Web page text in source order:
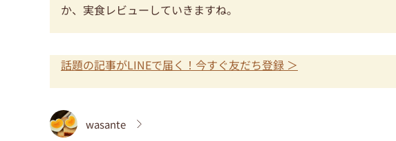
か、実食レビューしていきますね。
話題の記事がLINEで届く！今すぐ友だち登録 ＞
wasante